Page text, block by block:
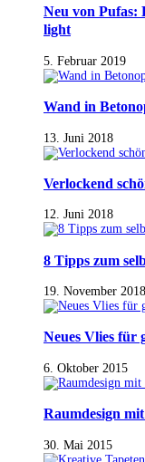
Neu von Pufas:
light
5. Februar 2019
Wand in
13. Juni 2018
Verlockend
12. Juni 2018
8 Tipps zum
19. November 2018
Neues Vlies für
6. Oktober 2015
Raumdesign
30. Mai 2015